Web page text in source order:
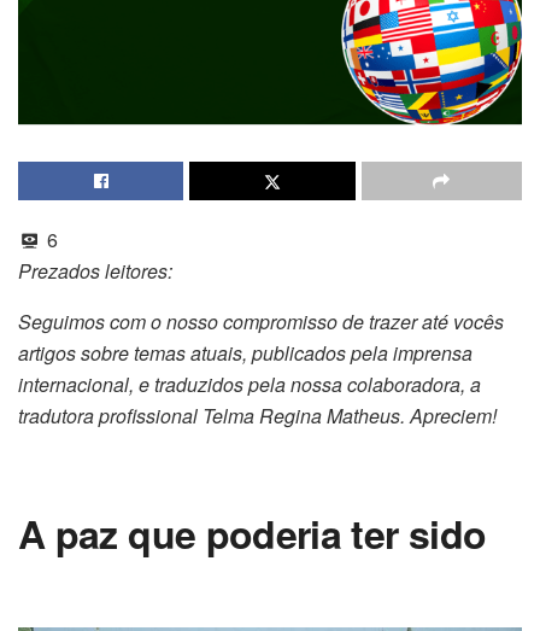
6
Prezados leitores:
Seguimos com o nosso compromisso de trazer até vocês
artigos sobre temas atuais, publicados pela imprensa
internacional, e traduzidos pela nossa colaboradora, a
tradutora profissional Telma Regina Matheus. Apreciem!
A paz que poderia ter sido